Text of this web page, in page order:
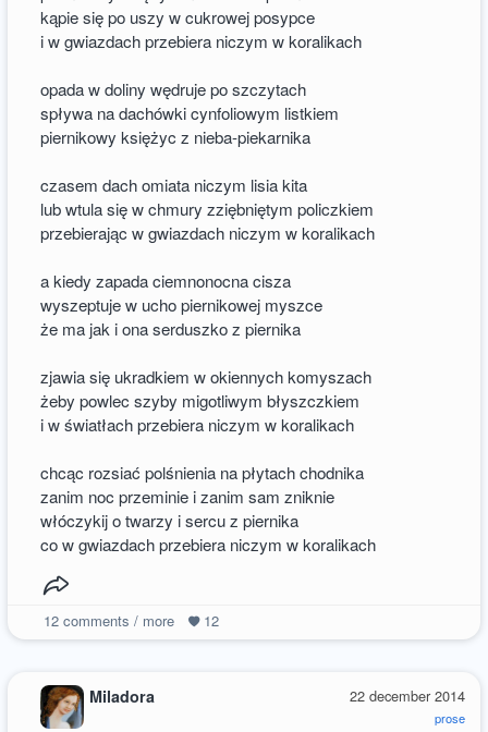
kąpie się po uszy w cukrowej posypce
i w gwiazdach przebiera niczym w koralikach
opada w doliny wędruje po szczytach
spływa na dachówki cynfoliowym listkiem
piernikowy księżyc z nieba-piekarnika
czasem dach omiata niczym lisia kita
lub wtula się w chmury zziębniętym policzkiem
przebierając w gwiazdach niczym w koralikach
a kiedy zapada ciemnonocna cisza
wyszeptuje w ucho piernikowej myszce
że ma jak i ona serduszko z piernika
zjawia się ukradkiem w okiennych komyszach
żeby powlec szyby migotliwym błyszczkiem
i w światłach przebiera niczym w koralikach
chcąc rozsiać polśnienia na płytach chodnika
zanim noc przeminie i zanim sam zniknie
włóczykij o twarzy i sercu z piernika
co w gwiazdach przebiera niczym w koralikach
12comments / more 12
22 december 2014
prose
Miladora